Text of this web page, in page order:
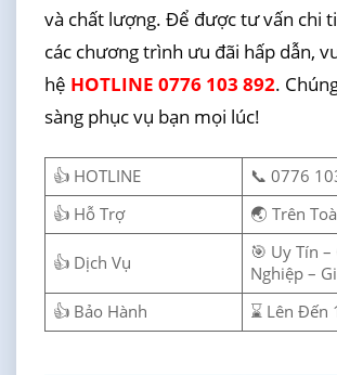
và chất lượng. Để được tư vấn chi
các chương trình ưu đãi hấp dẫn,
hệ HOTLINE 0776 103 892.
sàng phục vụ bạn mọi lúc!
👍 HOTLINE
📞 0776
👍 Hỗ Trợ
🌏 Trên
👍 Dịch Vụ
🎯 Uy Tín –
Nghiệp –
👍 Bảo Hành
⌛ Lên Đến